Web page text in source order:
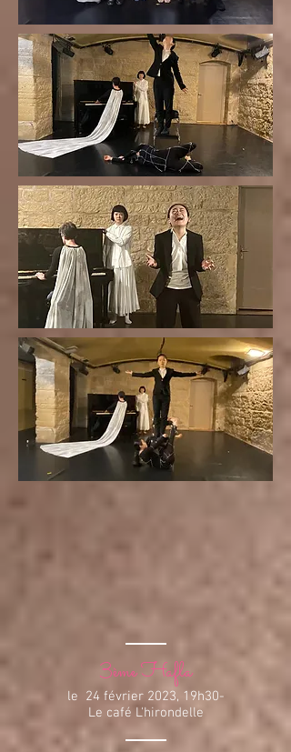
3ème Hafla
le 24 février 2023, 19h30-
Le café L'hirondelle